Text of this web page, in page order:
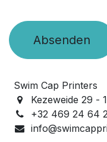
Absenden
Swim Cap Printers
Kezeweide 29 -
+32 469 24 64